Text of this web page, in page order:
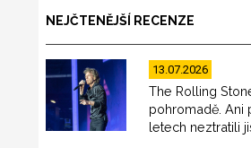
NEJČTENĚJŠÍ RECENZE
13.07.2026
The Rolling
pohromadě. Ani
letech neztratili